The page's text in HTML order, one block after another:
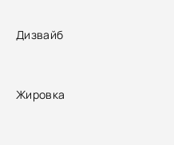
Дизвайб
Жировка